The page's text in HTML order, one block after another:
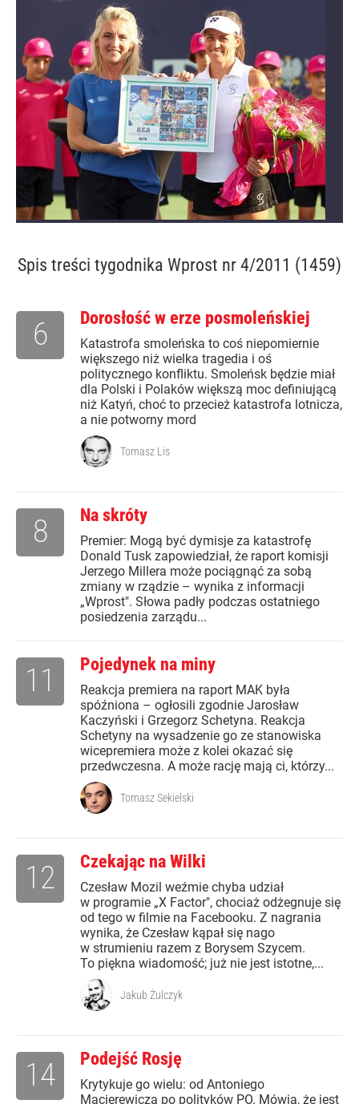
Spis treści tygodnika Wprost nr 4/2011 (1459)
Dorosłość w erze posmoleńskiej
Katastrofa smoleńska to coś niepomiernie
większego niż wielka tragedia i oś
politycznego konfliktu. Smoleńsk będzie miał
dla Polski i Polaków większą moc definiującą
niż Katyń, choć to przecież katastrofa lotnicza,
a nie potworny mord
6
Tomasz Lis
Na skróty
Premier: Mogą być dymisje za katastrofę
Donald Tusk zapowiedział, że raport komisji
Jerzego Millera może pociągnąć za sobą
zmiany w rządzie – wynika z informacji
„Wprost". Słowa padły podczas ostatniego
posiedzenia zarządu...
8
Pojedynek na miny
Reakcja premiera na raport MAK była
spóźniona – ogłosili zgodnie Jarosław
Kaczyński i Grzegorz Schetyna. Reakcja
Schetyny na wysadzenie go ze stanowiska
wicepremiera może z kolei okazać się
przedwczesna. A może rację mają ci, którzy...
11
Tomasz Sekielski
Czekając na Wilki
Czesław Mozil weźmie chyba udział
w programie „X Factor", chociaż odżegnuje się
od tego w filmie na Facebooku. Z nagrania
wynika, że Czesław kąpał się nago
w strumieniu razem z Borysem Szycem.
To piękna wiadomość; już nie jest istotne,...
12
Jakub Żulczyk
Podejść Rosję
Krytykuje go wielu: od Antoniego
Macierewicza po polityków PO. Mówią, że jest
14